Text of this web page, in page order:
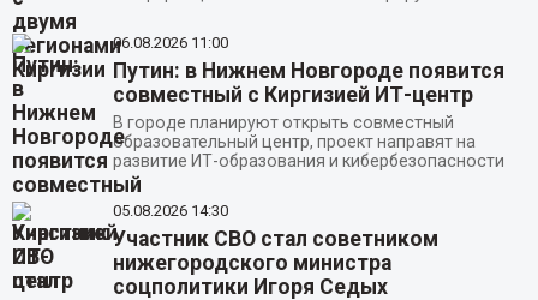
06.08.2026 11:00
Путин: в Нижнем Новгороде появится
совместный с Киргизией ИТ-центр
В городе планируют открыть совместный
образовательный центр, проект направят на
развитие ИТ-образования и кибербезопасности
05.08.2026 14:30
Участник СВО стал советником
нижегородского министра
соцполитики Игоря Седых